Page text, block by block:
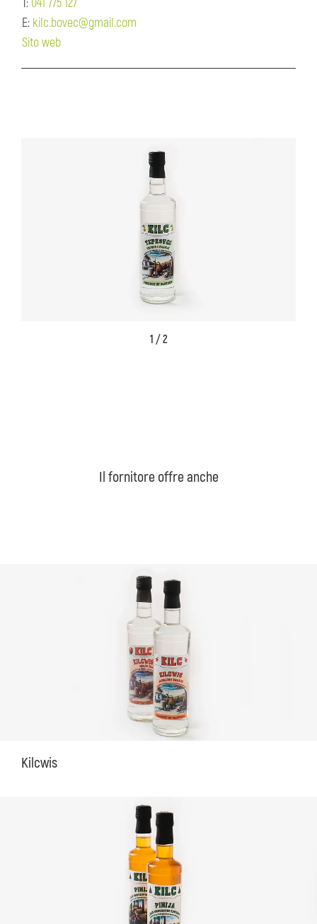
E: kilc.bovec@gmail.com
Sito web
1 / 2
Il fornitore offre anche
Kilcwis